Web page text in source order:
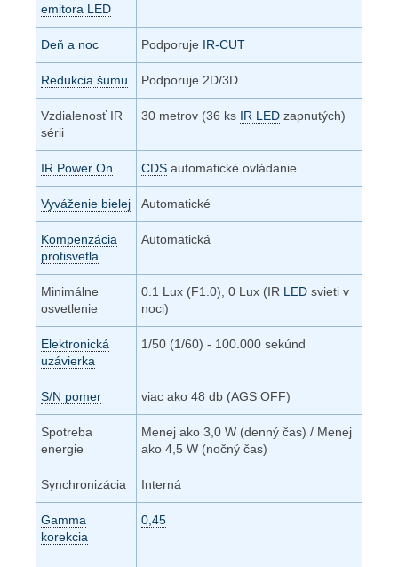
emitora LED
Deň a noc Podporuje IR-CUT
Redukcia šumu Podporuje 2D/3D
Vzdialenosť IR
sérii
30 metrov (36 ks IR LED zapnutých)
IR Power On CDS automatické ovládanie
Vyváženie bielej Automatické
Kompenzácia
protisvetla
Automatická
Minimálne
osvetlenie
0.1 Lux (F1.0), 0 Lux (IR LED svieti v
noci)
Elektronická
uzávierka
1/50 (1/60) - 100.000 sekúnd
S/N pomer viac ako 48 db (AGS OFF)
Spotreba
energie
Menej ako 3,0 W (denný čas) / Menej
ako 4,5 W (nočný čas)
Synchronizácia Interná
Gamma
korekcia
0,45